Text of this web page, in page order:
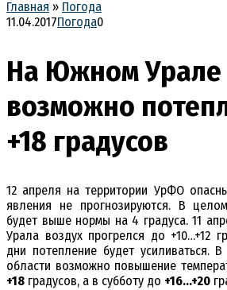
for:
Главная » Погода
11.04.2017Погода0
На Южном Урале
возможно
+18 градусов
12 апреля на территории УрФО
явления не прогнозируются. В
будет выше нормы на 4 градуса. 11
Урала воздух прогрелся до +10…+12
дни потепление будет усиливаться. В
области возможно повышение
+18 градусов, а в субботу до +16…+20